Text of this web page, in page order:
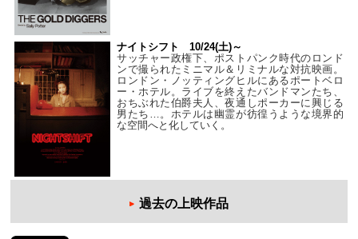
ナイトシフト 10/24(土)～
サッチャー政権下、ポストパンク時代のロンド
ンで撮られたミニマル＆リミナルな対抗映画。
ロンドン・ノッティングヒルにあるポートベロ
ー・ホテル。ライブを終えたバンドマンたち、
おちぶれた伯爵夫人、夜通しポーカーに興じる
男たち…。ホテルは幽霊が彷徨うような境界的
な空間へと化していく。
過去の上映作品